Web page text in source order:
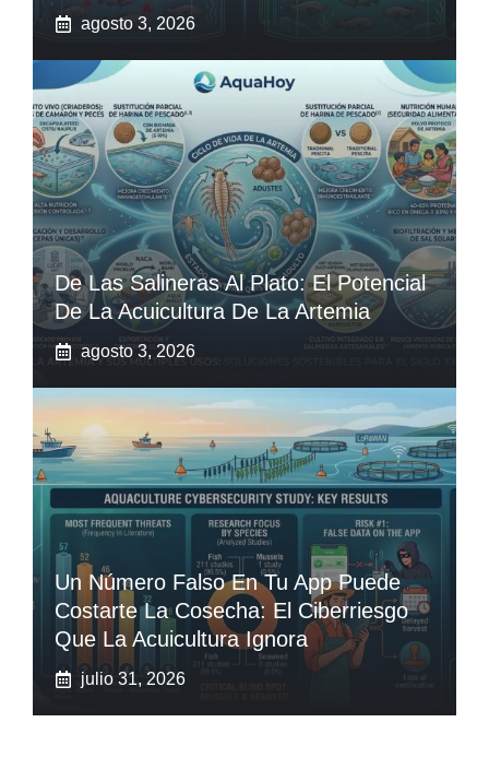
agosto 3, 2026
De Las Salineras Al Plato: El Potencial
De La Acuicultura De La Artemia
agosto 3, 2026
Un Número Falso En Tu App Puede
Costarte La Cosecha: El Ciberriesgo
Que La Acuicultura Ignora
julio 31, 2026